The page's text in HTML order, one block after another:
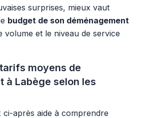
surprises, mieux vaut
budget de son déménagement
volume et le niveau de service
moyens de
à Labège selon les
ci-après aide à comprendre